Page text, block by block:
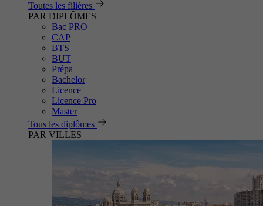
Toutes les filières
PAR DIPLÔMES
Bac PRO
CAP
BTS
BUT
Prépa
Bachelor
Licence
Licence Pro
Master
Tous les diplômes
PAR VILLES